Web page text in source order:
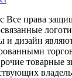
Все права
и дизайн
товарные